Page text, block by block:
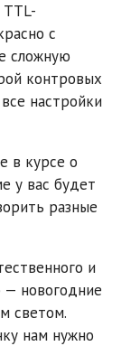
TTL-
с
сложную
контровых
настройки
в курсе о
у вас будет
разные
и
— новогодние
светом.
нам нужно